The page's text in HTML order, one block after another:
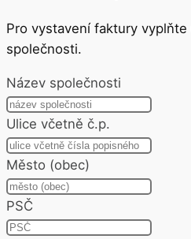
Pro vystavení faktury
společnosti.
Název společnosti
Ulice včetně č.p.
Město (obec)
PSČ